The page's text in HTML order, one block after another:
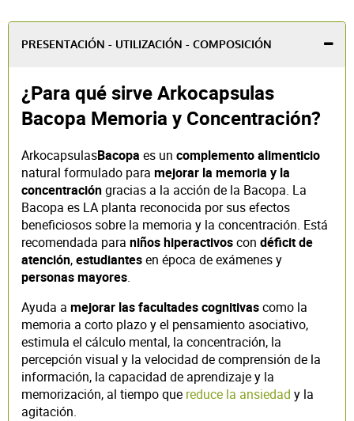
PRESENTACIÓN - UTILIZACIÓN - COMPOSICIÓN
¿Para qué sirve Arkocapsulas
Bacopa Memoria y Concentración?
ArkocapsulasBacopa es un complemento alimenticio
natural formulado para mejorar la memoria y la
concentracióngracias a la acción de la Bacopa. La
Bacopa es LA planta reconocida por sus efectos
beneficiosos sobre la memoria y la concentración. Está
recomendada para niños hiperactivoscon déficit de
atención,estudiantesen época de exámenes y
personas mayores.
Ayuda a mejorar las facultades cognitivascomo la
memoria a corto plazo y el pensamiento asociativo,
estimula el cálculo mental, la concentración, la
percepción visual y la velocidad de comprensión de la
información, la capacidad de aprendizaje y la
memorización, al tiempo que reduce la ansiedad y la
agitación.